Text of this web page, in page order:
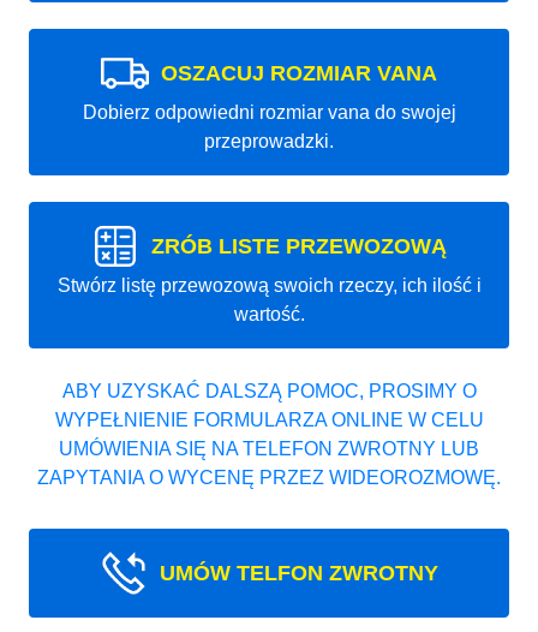
OSZACUJ ROZMIAR VANA
Dobierz odpowiedni rozmiar vana do swojej
przeprowadzki.
ZRÓB LISTE PRZEWOZOWĄ
Stwórz listę przewozową swoich rzeczy, ich ilość i
wartość.
ABY UZYSKAĆ DALSZĄ POMOC, PROSIMY O
WYPEŁNIENIE FORMULARZA ONLINE W CELU
UMÓWIENIA SIĘ NA TELEFON ZWROTNY LUB
ZAPYTANIA O WYCENĘ PRZEZ WIDEOROZMOWĘ.
UMÓW TELFON ZWROTNY